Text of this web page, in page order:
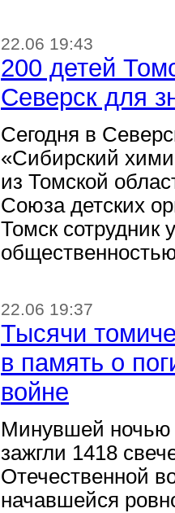
22.06 19:43
200 детей
Северск для
Сегодня в
«Сибирский
из Томской
Союза детских
Томск сотрудник
22.06 19:37
Тысячи
в память о
войне
Минувшей ночью
зажгли 1418
Отечественной
начавшейся